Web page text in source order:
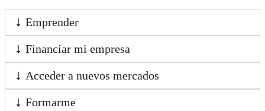
Emprender
Financiar mi empresa
Acceder a nuevos mercados
Formarme